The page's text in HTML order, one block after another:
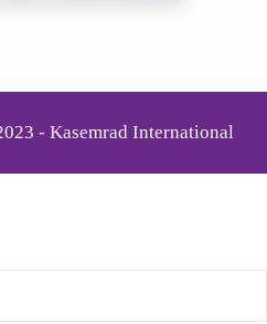
- Kasemrad International